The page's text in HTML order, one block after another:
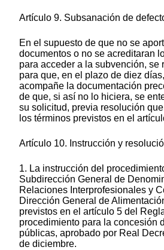
Artículo 9. Subsanación de
En el supuesto de que no se
documentos o no se acreditaran
para acceder a la subvención, se
para que, en el plazo de diez
acompañe la documentación
de que, si así no lo hiciera, se
su solicitud, previa resolución
los términos previstos en el
Artículo 10. Instrucción y
1. La instrucción del
Subdirección General de
Relaciones Interprofesionales y
Dirección General de
previstos en el artículo 5 del
procedimiento para la concesión
públicas, aprobado por Real
de diciembre.